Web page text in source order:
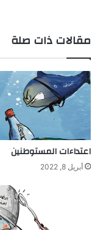
مقالات ذات صلة
اعتداءات المستوطنين
أبريل 8, 2022